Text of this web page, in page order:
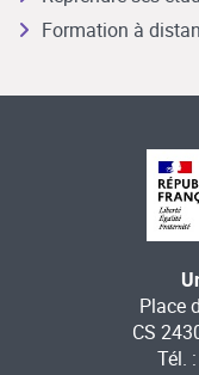
Formation à
Place
CS
Tél.